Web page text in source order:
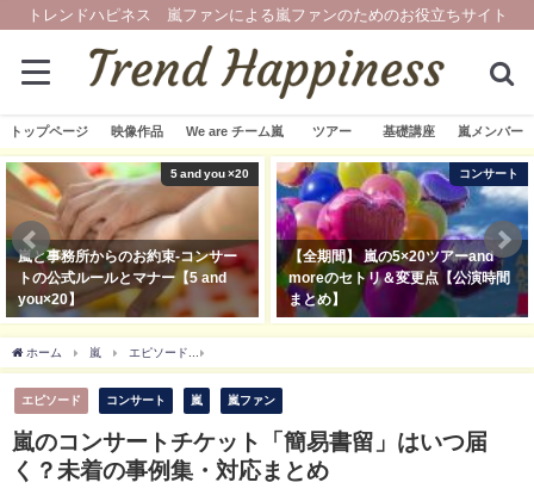
トレンドハピネス 嵐ファンによる嵐ファンのためのお役立ちサイト
トップページ 映像作品 We are チーム嵐 ツアー 基礎講座 嵐メンバー
5 and you ×20
嵐と事務所からのお約束-コンサー
トの公式ルールとマナー【5 and
you×20】
コンサート
【全期間】 嵐の5×20ツアーand
moreのセトリ＆変更点【公演時間
まとめ】
ホーム 嵐 エピソード
エピソード コンサート 嵐 嵐ファン
嵐のコンサートチケット「簡易書留」はいつ届
く？未着の事例集・対応まとめ